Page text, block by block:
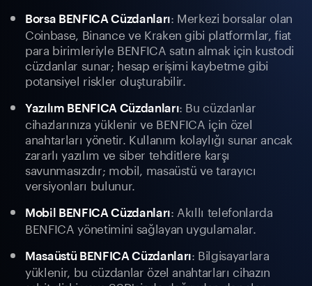
Borsa BENFICA Cüzdanları: Merkezi borsalar olan
Coinbase, Binance ve Kraken gibi platformlar, fiat
para birimleriyle BENFICA satın almak için kustodi
cüzdanlar sunar; hesap erişimi kaybetme gibi
potansiyel riskler oluşturabilir.
Yazılım BENFICA Cüzdanları: Bu cüzdanlar
cihazlarınıza yüklenir ve BENFICA için özel
anahtarları yönetir. Kullanım kolaylığı sunar ancak
zararlı yazılım ve siber tehditlere karşı
savunmasızdır; mobil, masaüstü ve tarayıcı
versiyonları bulunur.
Mobil BENFICA Cüzdanları: Akıllı telefonlarda
BENFICA yönetimini sağlayan uygulamalar.
Masaüstü BENFICA Cüzdanları: Bilgisayarlara
yüklenir, bu cüzdanlar özel anahtarları cihazın